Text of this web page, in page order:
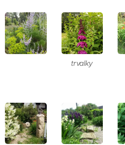
trvalky